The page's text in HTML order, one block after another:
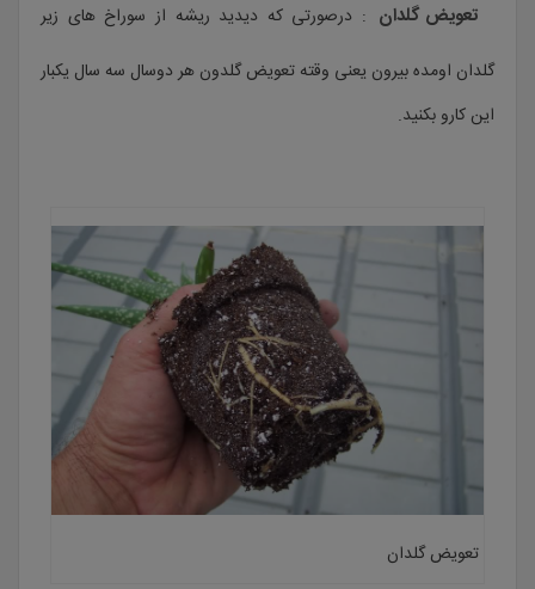
تعویض گلدان : درصورتی که دیدید ریشه از سوراخ های زیر
گلدان اومده بیرون یعنی وقته تعویض گلدون هر دوسال سه سال یکبار
این کارو بکنید.
تعویض گلدان